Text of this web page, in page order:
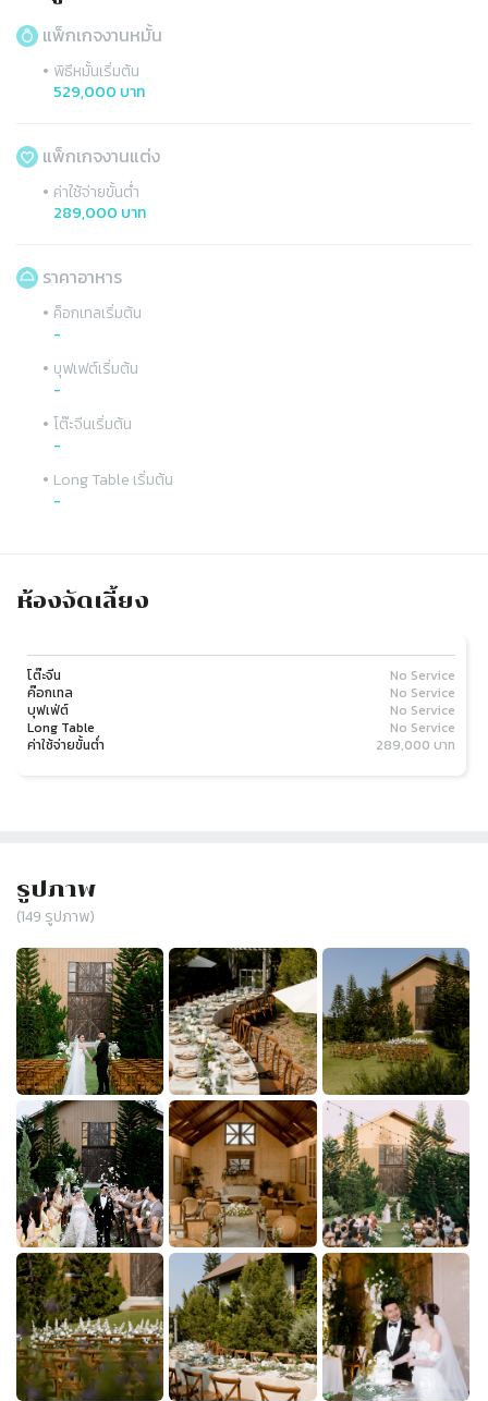
แพ็กเกจงานหมั้น
• พิธีหมั้นเริ่มต้น
529,000 บาท
แพ็กเกจงานแต่ง
• ค่าใช้จ่ายขั้นต่ำ
289,000 บาท
ราคาอาหาร
• ค็อกเทลเริ่มต้น
-
• บุฟเฟต์เริ่มต้น
-
• โต๊ะจีนเริ่มต้น
-
• Long Table เริ่มต้น
-
ห้องจัดเลี้ยง
โต๊ะจีน
No Service
ค๊อกเทล
No Service
บุฟเฟ่ต์
No Service
Long Table
No Service
ค่าใช้จ่ายขั้นต่ำ
289,000 บาท
รูปภาพ
(149 รูปภาพ)